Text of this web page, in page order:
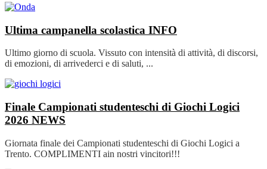
Ultima campanella scolastica INFO
Ultimo giorno di scuola. Vissuto con intensità di attività, di discorsi,
di emozioni, di arrivederci e di saluti, ...
Finale Campionati studenteschi di Giochi Logici
2026 NEWS
Giornata finale dei Campionati studenteschi di Giochi Logici a
Trento. COMPLIMENTI ain nostri vincitori!!!